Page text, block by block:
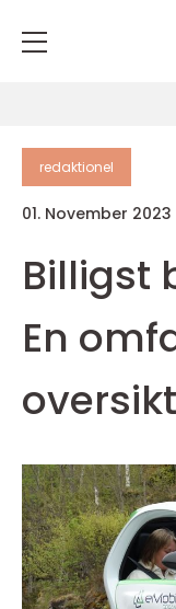
redaktionel
01. November 2023
Billigst
En
oversikt